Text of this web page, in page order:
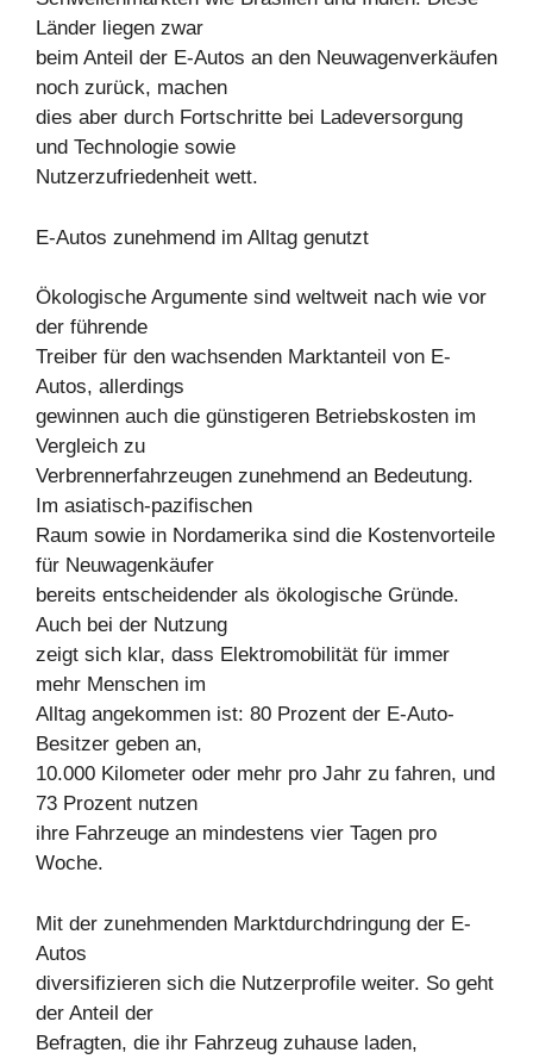
Länder liegen zwar
beim Anteil der E-Autos an den Neuwagenverkäufen
noch zurück, machen
dies aber durch Fortschritte bei Ladeversorgung
und Technologie sowie
Nutzerzufriedenheit wett.
E-Autos zunehmend im Alltag genutzt
Ökologische Argumente sind weltweit nach wie vor
der führende
Treiber für den wachsenden Marktanteil von E-
Autos, allerdings
gewinnen auch die günstigeren Betriebskosten im
Vergleich zu
Verbrennerfahrzeugen zunehmend an Bedeutung.
Im asiatisch-pazifischen
Raum sowie in Nordamerika sind die Kostenvorteile
für Neuwagenkäufer
bereits entscheidender als ökologische Gründe.
Auch bei der Nutzung
zeigt sich klar, dass Elektromobilität für immer
mehr Menschen im
Alltag angekommen ist: 80 Prozent der E-Auto-
Besitzer geben an,
10.000 Kilometer oder mehr pro Jahr zu fahren, und
73 Prozent nutzen
ihre Fahrzeuge an mindestens vier Tagen pro
Woche.
Mit der zunehmenden Marktdurchdringung der E-
Autos
diversifizieren sich die Nutzerprofile weiter. So geht
der Anteil der
Befragten, die ihr Fahrzeug zuhause laden,